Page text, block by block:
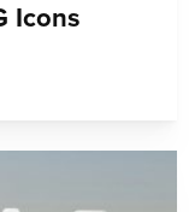
Icons